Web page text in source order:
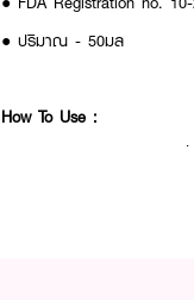
● ปริมาณ - 50มล
How To Use :